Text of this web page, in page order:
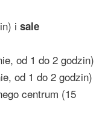
i sale
od 1 do 2 godzin)
od 1 do 2 godzin)
centrum (15